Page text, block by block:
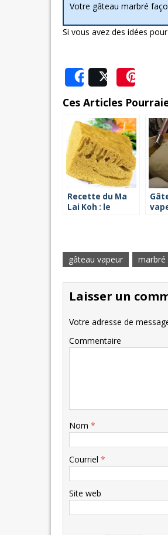
Votre gâteau marbré
Si vous avez des idées
SharePost
Ces Articles
Recette du Ma
Lai Koh : le
gâteau vapeur marbré
Laisser un
Votre adresse de
Commentaire
Nom *
Courriel *
Site web